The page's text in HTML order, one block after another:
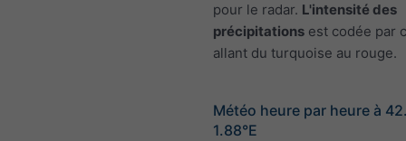
pour le radar. L'intensité des
précipitations est codée par
allant du turquoise au rouge.
Météo heure par heure à
1.88°E